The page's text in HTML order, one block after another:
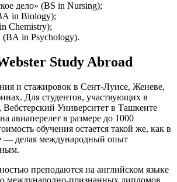
дело» (BS in Nursing);
in Biology);
Chemistry);
(BA in Psychology).
Study Abroad
и стажировок в Сент-Луисе, Женеве,
Для студентов, участвующих в
Университет в Ташкенте
авиаперелет в размере до 1000
обучения остается такой же, как в
— делая международный опыт
преподаются на английском языке
международно-признанных дипломов,